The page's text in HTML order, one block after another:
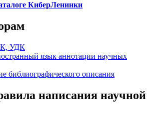
КиберЛенинки
УДК
язык аннотации научных
библиографического описания
написания научной